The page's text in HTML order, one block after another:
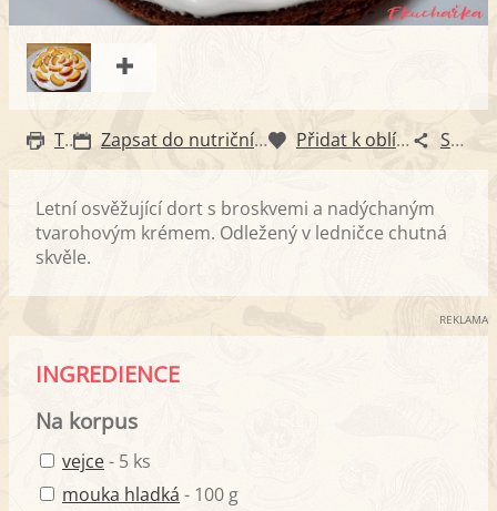
Tisk Zapsat do nutričního diáře Přidat k oblíbeným Sdílet
Letní osvěžující dort s broskvemi a nadýchaným
tvarohovým krémem. Odležený v ledničce chutná
skvěle.
REKLAMA
INGREDIENCE
Na korpus
vejce- 5 ks
mouka hladká - 100 g